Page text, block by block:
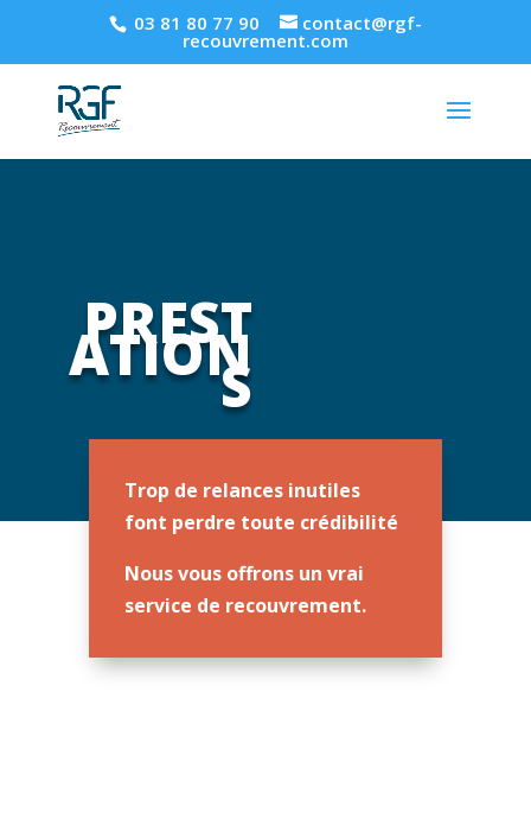
03 81 80 77 90 contact@rgf-
recouvrement.com
PREST
ATION
S
Trop de relances inutiles
font perdre toute crédibilité
Nous vous offrons un vrai
service de recouvrement.